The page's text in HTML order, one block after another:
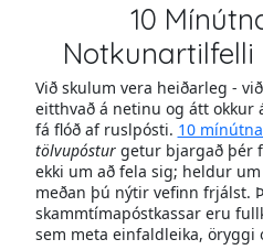
10
Notkunartilfelli
Við skulum vera heiðarleg -
eitthvað á netinu og átt okkur
fá flóð af ruslpósti. 10
tölvupósturgetur bjargað þér
ekki um að fela sig; heldur
meðan þú nýtir vefinn frjálst.
skammtímapóstkassar eru
sem meta einfaldleika,